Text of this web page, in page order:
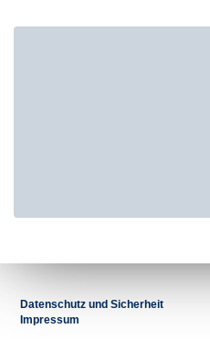
Datenschutz und Sicherheit
Impressum